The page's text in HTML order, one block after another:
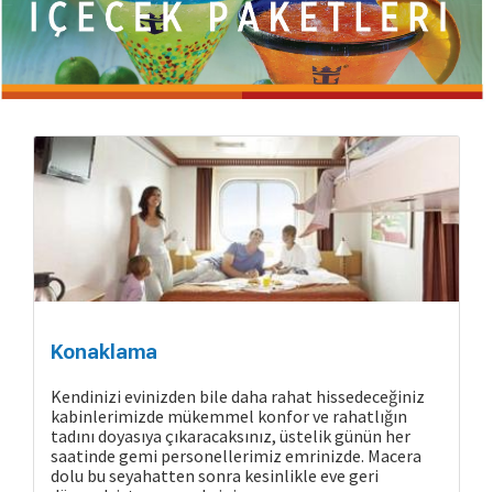
Konaklama
Kendinizi evinizden bile daha rahat hissedeceğiniz
kabinlerimizde mükemmel konfor ve rahatlığın
tadını doyasıya çıkaracaksınız, üstelik günün her
saatinde gemi personellerimiz emrinizde. Macera
dolu bu seyahatten sonra kesinlikle eve geri